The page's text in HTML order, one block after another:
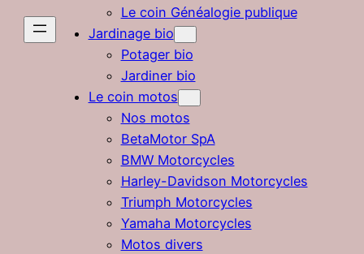
Le coin Généalogie publique
Jardinage bio
Potager bio
Jardiner bio
Le coin motos
Nos motos
BetaMotor SpA
BMW Motorcycles
Harley-Davidson Motorcycles
Triumph Motorcycles
Yamaha Motorcycles
Motos divers